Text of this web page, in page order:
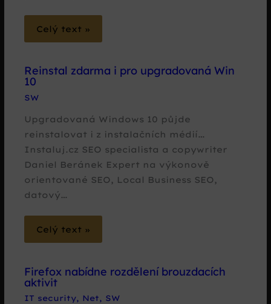
Celý text »
Reinstal zdarma i pro upgradovaná Win
10
SW
Upgradovaná Windows 10 půjde
reinstalovat i z instalačních médií…
Instaluj.cz SEO specialista a copywriter
Daniel Beránek Expert na výkonově
orientované SEO, Local Business SEO,
datový…
Celý text »
Firefox nabídne rozdělení brouzdacích
aktivit
IT security, Net, SW